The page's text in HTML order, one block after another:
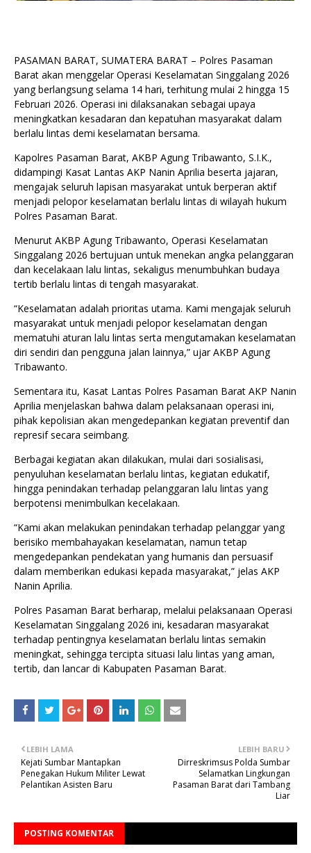
PASAMAN BARAT, SUMATERA BARAT – Polres Pasaman
Barat akan menggelar Operasi Keselamatan Singgalang 2026
yang berlangsung selama 14 hari, terhitung mulai 2 hingga 15
Februari 2026. Operasi ini dilaksanakan sebagai upaya
meningkatkan kesadaran dan kepatuhan masyarakat dalam
berlalu lintas demi keselamatan bersama.
Kapolres Pasaman Barat, AKBP Agung Tribawanto, S.I.K.,
didampingi Kasat Lantas AKP Nanin Aprilia beserta jajaran,
mengajak seluruh lapisan masyarakat untuk berperan aktif
menjadi pelopor keselamatan berlalu lintas di wilayah hukum
Polres Pasaman Barat.
Menurut AKBP Agung Tribawanto, Operasi Keselamatan
Singgalang 2026 bertujuan untuk menekan angka pelanggaran
dan kecelakaan lalu lintas, sekaligus menumbuhkan budaya
tertib berlalu lintas di tengah masyarakat.
“Keselamatan adalah prioritas utama. Kami mengajak seluruh
masyarakat untuk menjadi pelopor keselamatan dengan
mematuhi aturan lalu lintas serta mengutamakan keselamatan
diri sendiri dan pengguna jalan lainnya,” ujar AKBP Agung
Tribawanto.
Sementara itu, Kasat Lantas Polres Pasaman Barat AKP Nanin
Aprilia menjelaskan bahwa dalam pelaksanaan operasi ini,
pihak kepolisian akan mengedepankan kegiatan preventif dan
represif secara seimbang.
Berbagai kegiatan akan dilakukan, mulai dari sosialisasi,
penyuluhan keselamatan berlalu lintas, kegiatan edukatif,
hingga penindakan terhadap pelanggaran lalu lintas yang
berpotensi menimbulkan kecelakaan.
“Kami akan melakukan penindakan terhadap pelanggar yang
berisiko membahayakan keselamatan, namun tetap
mengedepankan pendekatan yang humanis dan persuasif
dalam memberikan edukasi kepada masyarakat,” jelas AKP
Nanin Aprilia.
Polres Pasaman Barat berharap, melalui pelaksanaan Operasi
Keselamatan Singgalang 2026 ini, kesadaran masyarakat
terhadap pentingnya keselamatan berlalu lintas semakin
meningkat, sehingga tercipta situasi lalu lintas yang aman,
tertib, dan lancar di Kabupaten Pasaman Barat.
LEBIH BARU
Dirreskrimsus Polda Sumbar
Selamatkan Lingkungan
Pasaman Barat dari Tambang
Liar
LEBIH LAMA
Kejati Sumbar Mantapkan
Penegakan Hukum Militer Lewat
Pelantikan Asisten Baru
POSTING KOMENTAR